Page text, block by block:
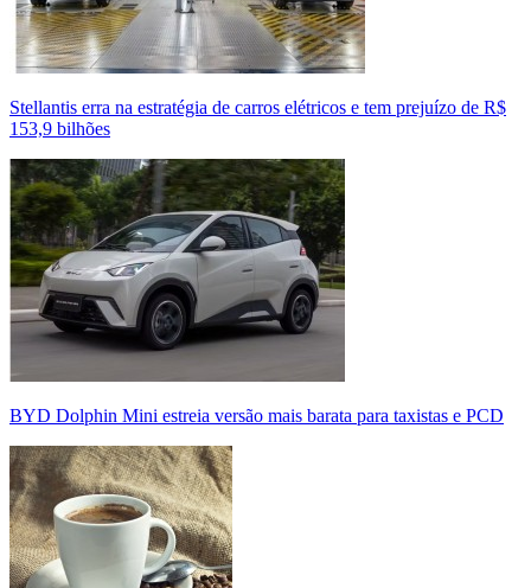
Stellantis erra na estratégia de carros elétricos e tem prejuízo de R$
153,9 bilhões
BYD Dolphin Mini estreia versão mais barata para taxistas e PCD